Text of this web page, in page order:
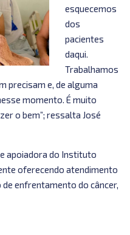
esquecemos
dos
pacientes
daqui.
Trabalhamos
precisam e, de alguma
momento. É muito
o bem”; ressalta José
apoiadora do Instituto
oferecendo atendimento
enfrentamento do câncer,